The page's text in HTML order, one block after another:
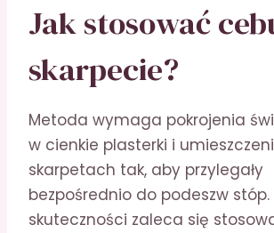
Jak stosować
skarpecie?
Metoda wymaga pokrojenia
w cienkie plasterki i
skarpetach tak, aby przylegały
bezpośrednio do podeszw stóp.
skuteczności zaleca się